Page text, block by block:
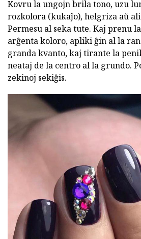
Kovru la ungojn brila tono, uzu
rozkolora (kukaĵo), helgriza aŭ
Permesu al seka tute. Kaj prenu
arĝenta koloro, apliki ĝin al la
granda kvanto, kaj tirante la
neataj de la centro al la grundo.
zekinoj sekiĝis.